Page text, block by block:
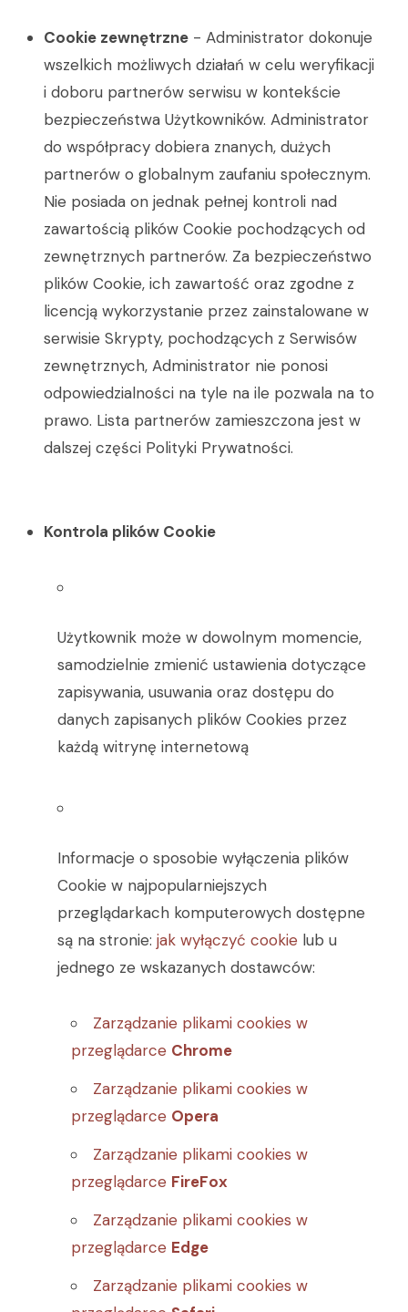
Cookie zewnętrzne - Administrator dokonuje
wszelkich możliwych działań w celu weryfikacji
i doboru partnerów serwisu w kontekście
bezpieczeństwa Użytkowników. Administrator
do współpracy dobiera znanych, dużych
partnerów o globalnym zaufaniu społecznym.
Nie posiada on jednak pełnej kontroli nad
zawartością plików Cookie pochodzących od
zewnętrznych partnerów. Za bezpieczeństwo
plików Cookie, ich zawartość oraz zgodne z
licencją wykorzystanie przez zainstalowane w
serwisie Skrypty, pochodzących z Serwisów
zewnętrznych, Administrator nie ponosi
odpowiedzialności na tyle na ile pozwala na to
prawo. Lista partnerów zamieszczona jest w
dalszej części Polityki Prywatności.
Kontrola plików Cookie
Użytkownik może w dowolnym momencie,
samodzielnie zmienić ustawienia dotyczące
zapisywania, usuwania oraz dostępu do
danych zapisanych plików Cookies przez
każdą witrynę internetową
Informacje o sposobie wyłączenia plików
Cookie w najpopularniejszych
przeglądarkach komputerowych dostępne
są na stronie: jak wyłączyć cookie lub u
jednego ze wskazanych dostawców:
Zarządzanie plikami cookies w
przeglądarce Chrome
Zarządzanie plikami cookies w
przeglądarce Opera
Zarządzanie plikami cookies w
przeglądarce FireFox
Zarządzanie plikami cookies w
przeglądarce Edge
Zarządzanie plikami cookies w